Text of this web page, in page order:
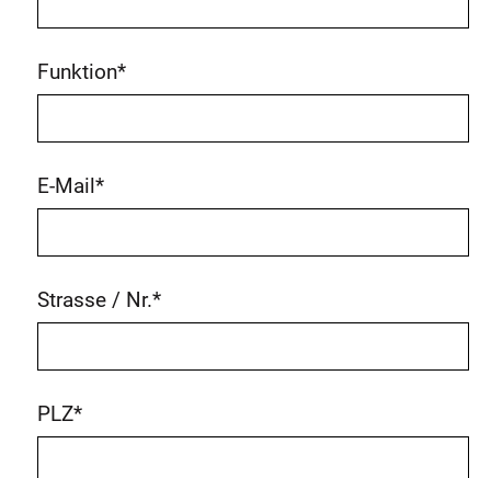
Funktion*
E-Mail*
Strasse / Nr.*
PLZ*